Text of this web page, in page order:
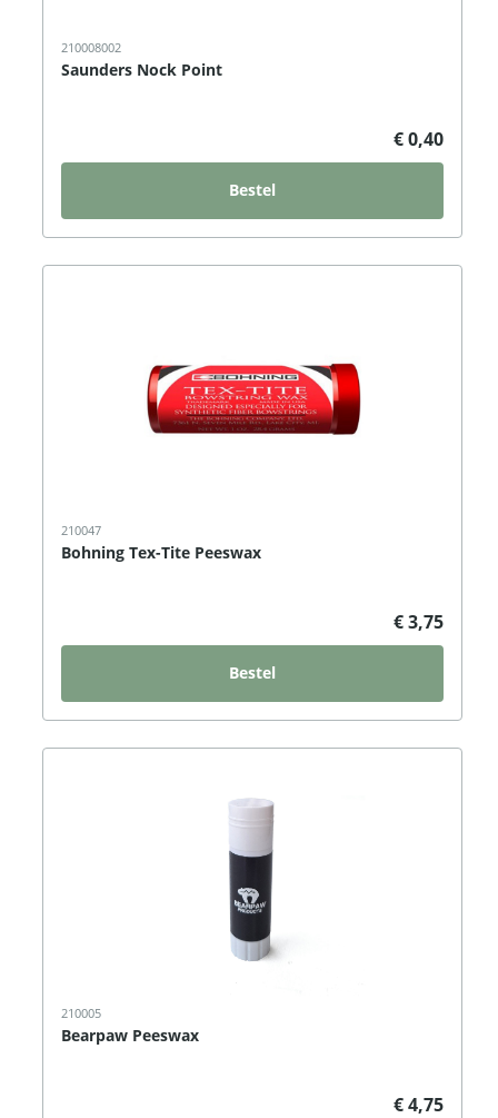
210008002
Saunders Nock Point
€ 0,40
Bestel
210047
Bohning Tex-Tite Peeswax
€ 3,75
Bestel
210005
Bearpaw Peeswax
€ 4,75